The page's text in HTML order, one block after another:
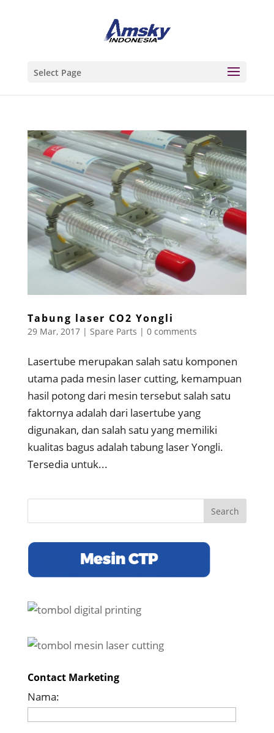
Select Page
Tabung laser CO2 Yongli
29 Mar, 2017| Spare Parts | 0 comments
Lasertube merupakan salah satu komponen
utama pada mesin laser cutting, kemampuan
hasil potong dari mesin tersebut salah satu
faktornya adalah dari lasertube yang
digunakan, dan salah satu yang memiliki
kualitas bagus adalah tabung laser Yongli.
Tersedia untuk...
Contact Marketing
Nama: